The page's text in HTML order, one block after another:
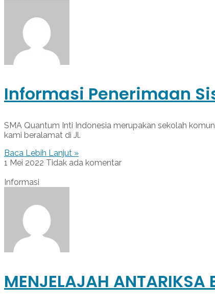
Informasi Penerimaan
SMA Quantum Inti Indonesia merupakan sekolah
kami beralamat di Jl.
Baca Lebih Lanjut »
1 Mei 2022 Tidak ada komentar
Informasi
MENJELAJAH ANTARIKSA